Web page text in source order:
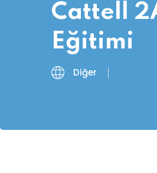
Cattell
Eğitimi
Diğer